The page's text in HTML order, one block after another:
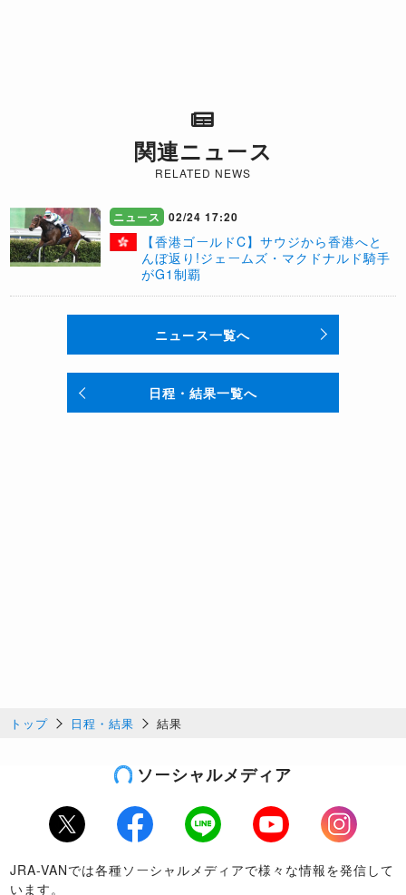
関連ニュース
RELATED NEWS
ニュース 02/24 17:20
【香港ゴールドC】サウジから香港へと
んぼ返り!ジェームズ・マクドナルド騎手
がG1制覇
ニュース一覧へ
日程・結果一覧へ
トップ 日程・結果 結果
ソーシャルメディア
Twitter Facebook LINE Youtube
Instagram
JRA-VANでは各種ソーシャルメディアで様々な情報を発信して
います。